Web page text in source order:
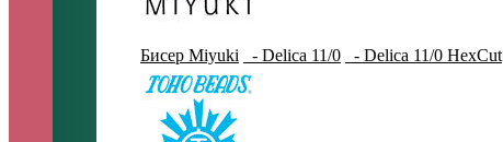
Бисер Miyuki - Delica 11/0 - Delica 11/0 HexCut